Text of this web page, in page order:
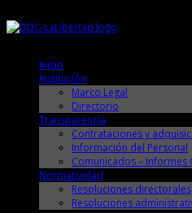
Inicio
Institución
Marco Legal
Directorio
Transparencia
Contrataciones y
Información del Personal
Comunicados – Informes
Normatividad
Resoluciones directorales
Resoluciones